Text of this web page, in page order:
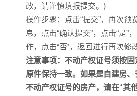
改，请谨慎填报提交。)
操作步骤：点击“提交”，再次预
息，点击“确认提交”，点击“是”
作，点击“否”，返回进行再次修
注意事项：不动产权证号须按固
原件保持一致。如果是自建房
不动产权证号的房产，请在“其